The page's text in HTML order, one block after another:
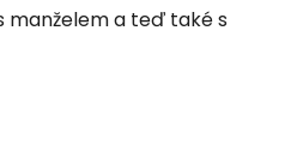
manželem a teď také s